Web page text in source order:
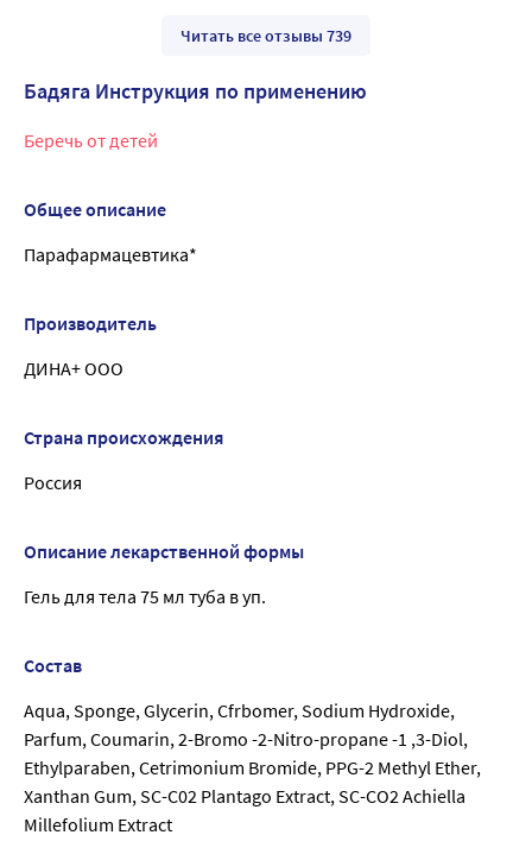
Читать все отзывы 739
Бадяга Инструкция по применению
Беречь от детей
Общее описание
Парафармацевтика*
Производитель
ДИНА+ ООО
Страна происхождения
Россия
Описание лекарственной формы
Гель для тела 75 мл туба в уп.
Состав
Aqua, Sponge, Glycerin, Cfrbomer, Sodium Hydroxide,
Parfum, Coumarin, 2-Bromo -2-Nitro-propane -1 ,3-Diol,
Ethylparaben, Cetrimonium Bromide, PPG-2 Methyl Ether,
Xanthan Gum, SC-C02 Plantago Extract, SC-CO2 Achiella
Millefolium Extract